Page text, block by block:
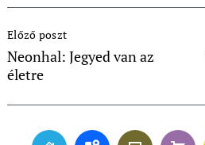
Navigation
Előző poszt
Neonhal: Jegyed van az
életre